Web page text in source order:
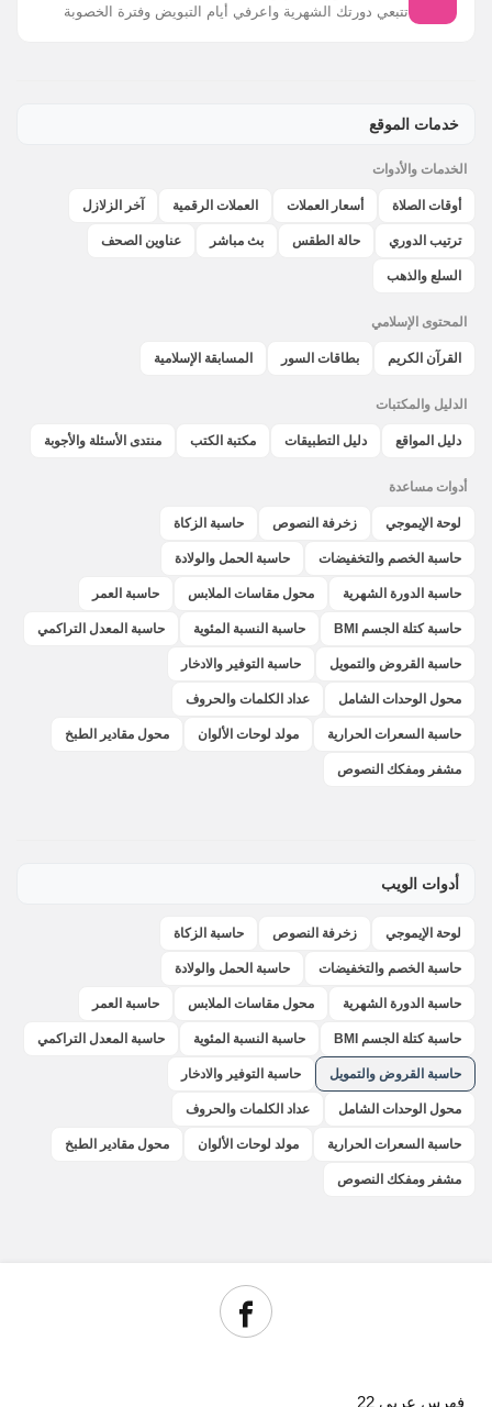
خدمات الموقع
الخدمات والأدوات
أوقات الصلاة أسعار العملات العملات الرقمية آخر الزلازل
ترتيب الدوري حالة الطقس بث مباشر عناوين الصحف
السلع والذهب
المحتوى الإسلامي
القرآن الكريم بطاقات السور المسابقة الإسلامية
الدليل والمكتبات
دليل المواقع دليل التطبيقات مكتبة الكتب منتدى الأسئلة والأجوبة
أدوات مساعدة
لوحة الإيموجي زخرفة النصوص حاسبة الزكاة
حاسبة الخصم والتخفيضات حاسبة الحمل والولادة
حاسبة الدورة الشهرية محول مقاسات الملابس حاسبة العمر
حاسبة كتلة الجسم BMI حاسبة النسبة المئوية حاسبة المعدل التراكمي
حاسبة القروض والتمويل حاسبة التوفير والادخار
محول الوحدات الشامل عداد الكلمات والحروف
حاسبة السعرات الحرارية مولد لوحات الألوان محول مقادير الطبخ
مشفر ومفكك النصوص
تتبعي دورتك الشهرية واعرفي أيام التبويض وفترة الخصوبة
أدوات الويب
لوحة الإيموجي زخرفة النصوص حاسبة الزكاة
حاسبة الخصم والتخفيضات حاسبة الحمل والولادة
حاسبة الدورة الشهرية محول مقاسات الملابس حاسبة العمر
حاسبة كتلة الجسم BMI حاسبة النسبة المئوية حاسبة المعدل التراكمي
حاسبة القروض والتمويل حاسبة التوفير والادخار
محول الوحدات الشامل عداد الكلمات والحروف
حاسبة السعرات الحرارية مولد لوحات الألوان محول مقادير الطبخ
مشفر ومفكك النصوص
فهرس عربي 22